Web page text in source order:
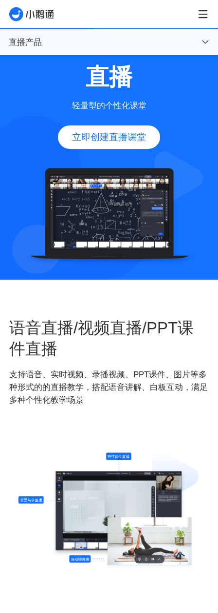
直播产品
直播
轻量型的个性化课堂
立即创建直播课堂
语音直播/视频直播/PPT课
件直播
支持语音、实时视频、录播视频、PPT课件、图片等多
种形式的的直播教学，搭配语音讲解、白板互动，满足
多种个性化教学场景